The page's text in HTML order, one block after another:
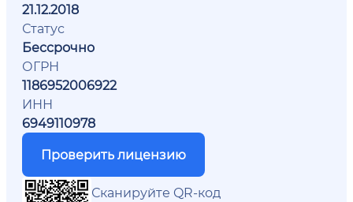
21.12.2018
Статус
Бессрочно
ОГРН
1186952006922
ИНН
6949110978
Проверить лицензию
Сканируйте QR-код